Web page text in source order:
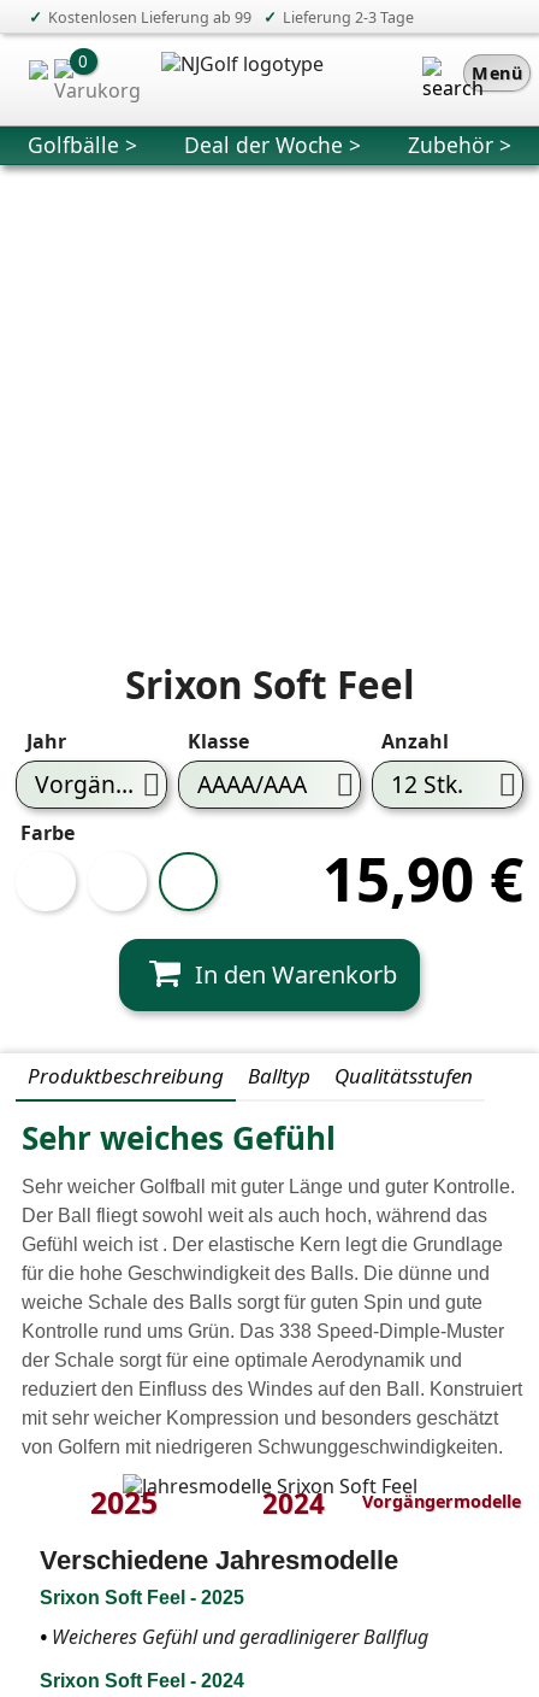
✓ Kostenlosen Lieferung ab 99 ✓ Lieferung 2-3 Tage
Menü
0
Golfbälle > Deal der Woche > Zubehör >
Srixon Soft Feel
Jahr Klasse Anzahl
Farbe
Weiß Gelb
Farbe
Mix
15,90 €
Produktbeschreibung Balltyp Qualitätsstufen
Sehr weiches Gefühl
Sehr weicher Golfball mit guter Länge und guter Kontrolle.
Der Ball fliegt sowohl weit als auch hoch, während das
Gefühl weich ist . Der elastische Kern legt die Grundlage
für die hohe Geschwindigkeit des Balls. Die dünne und
weiche Schale des Balls sorgt für guten Spin und gute
Kontrolle rund ums Grün. Das 338 Speed-Dimple-Muster
der Schale sorgt für eine optimale Aerodynamik und
reduziert den Einfluss des Windes auf den Ball. Konstruiert
mit sehr weicher Kompression und besonders geschätzt
von Golfern mit niedrigeren Schwunggeschwindigkeiten.
2025 2024 Vorgängermodelle
Verschiedene Jahresmodelle
Srixon Soft Feel - 2025
Weicheres Gefühl und geradlinigerer Ballflug
Srixon Soft Feel - 2024